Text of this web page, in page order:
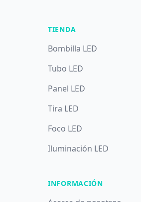
TIENDA
Bombilla LED
Tubo LED
Panel LED
Tira LED
Foco LED
Iluminación LED
INFORMACIÓN